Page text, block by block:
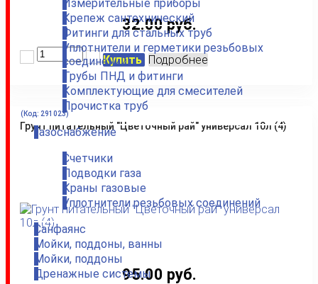
Измерительные приборы
Крепеж сантехнический
Фитинги для стальных труб
Уплотнители и герметики резьбовых
соединений
Трубы ПНД и фитинги
Комплектующие для смесителей
Прочистка труб
Газоснабжение
Счетчики
Подводки газа
Краны газовые
Уплотнители резьбовых соединений
Санфаянс
Мойки, поддоны, ванны
Мойки, поддоны
Дренажные системы
32.00 руб.
Купить Подробнее
Грунт питательный "Цветочный рай" универсал 10л (4)
(Код: 291023)
95.00 руб.